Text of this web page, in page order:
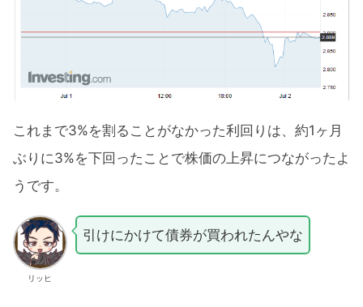
これまで3%を割ることがなかった利回りは、約1ヶ月
ぶりに3%を下回ったことで株価の上昇につながったよ
うです。
リッヒ
引けにかけて債券が買われたんやな